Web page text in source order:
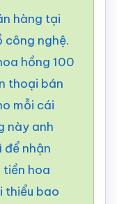
hàng tại
công nghệ.
hồng 100
thoại bán
mỗi cái
này anh
để nhận
hoa
thiểu bao